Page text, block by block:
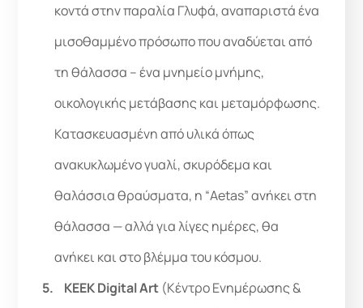
κοντά στην παραλία Γλυφά, αναπαριστά ένα
μισοθαμμένο πρόσωπο που αναδύεται από
τη θάλασσα – ένα μνημείο μνήμης,
οικολογικής μετάβασης και μεταμόρφωσης.
Κατασκευασμένη από υλικά όπως
ανακυκλωμένο γυαλί, σκυρόδεμα και
θαλάσσια θραύσματα, η “Aetas” ανήκει στη
θάλασσα — αλλά για λίγες ημέρες, θα
ανήκει και στο βλέμμα του κόσμου.
KEEK Digital Art (Κέντρο Ενημέρωσης &